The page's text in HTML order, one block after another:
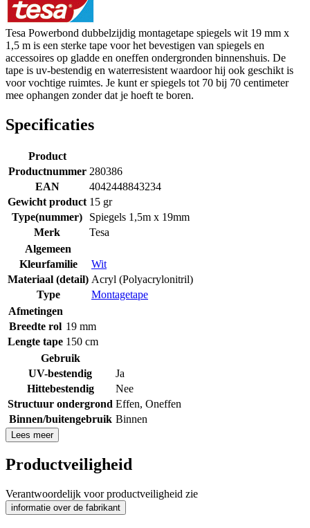
Tesa Powerbond dubbelzijdig montagetape spiegels wit 19 mm x
1,5 m is een sterke tape voor het bevestigen van spiegels en
accessoires op gladde en oneffen ondergronden binnenshuis. De
tape is uv-bestendig en waterresistent waardoor hij ook geschikt is
voor vochtige ruimtes. Je kunt er spiegels tot 70 bij 70 centimeter
mee ophangen zonder dat je hoeft te boren.
Specificaties
Product
Productnummer 280386
EAN
4042448843234
Gewicht product 15 gr
Type(nummer)
Spiegels 1,5m x 19mm
Merk
Tesa
Algemeen
Kleurfamilie
Wit
Materiaal (detail) Acryl (Polyacrylonitril)
Type
Montagetape
Afmetingen
Breedte rol 19 mm
Lengte tape 150 cm
Gebruik
UV-bestendig
Ja
Hittebestendig
Nee
Structuur ondergrond Effen, Oneffen
Binnen/buitengebruik Binnen
Lees meer
Productveiligheid
Verantwoordelijk voor productveiligheid zie
informatie over de fabrikant